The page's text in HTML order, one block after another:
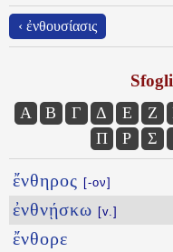
‹ ἐνθουσίασις
Α Β Γ Δ Ε Ζ
Π
Ρ Σ
ἔνθηρος [-ον]
ἐνθνῄσκω [v.]
ἔνθορε